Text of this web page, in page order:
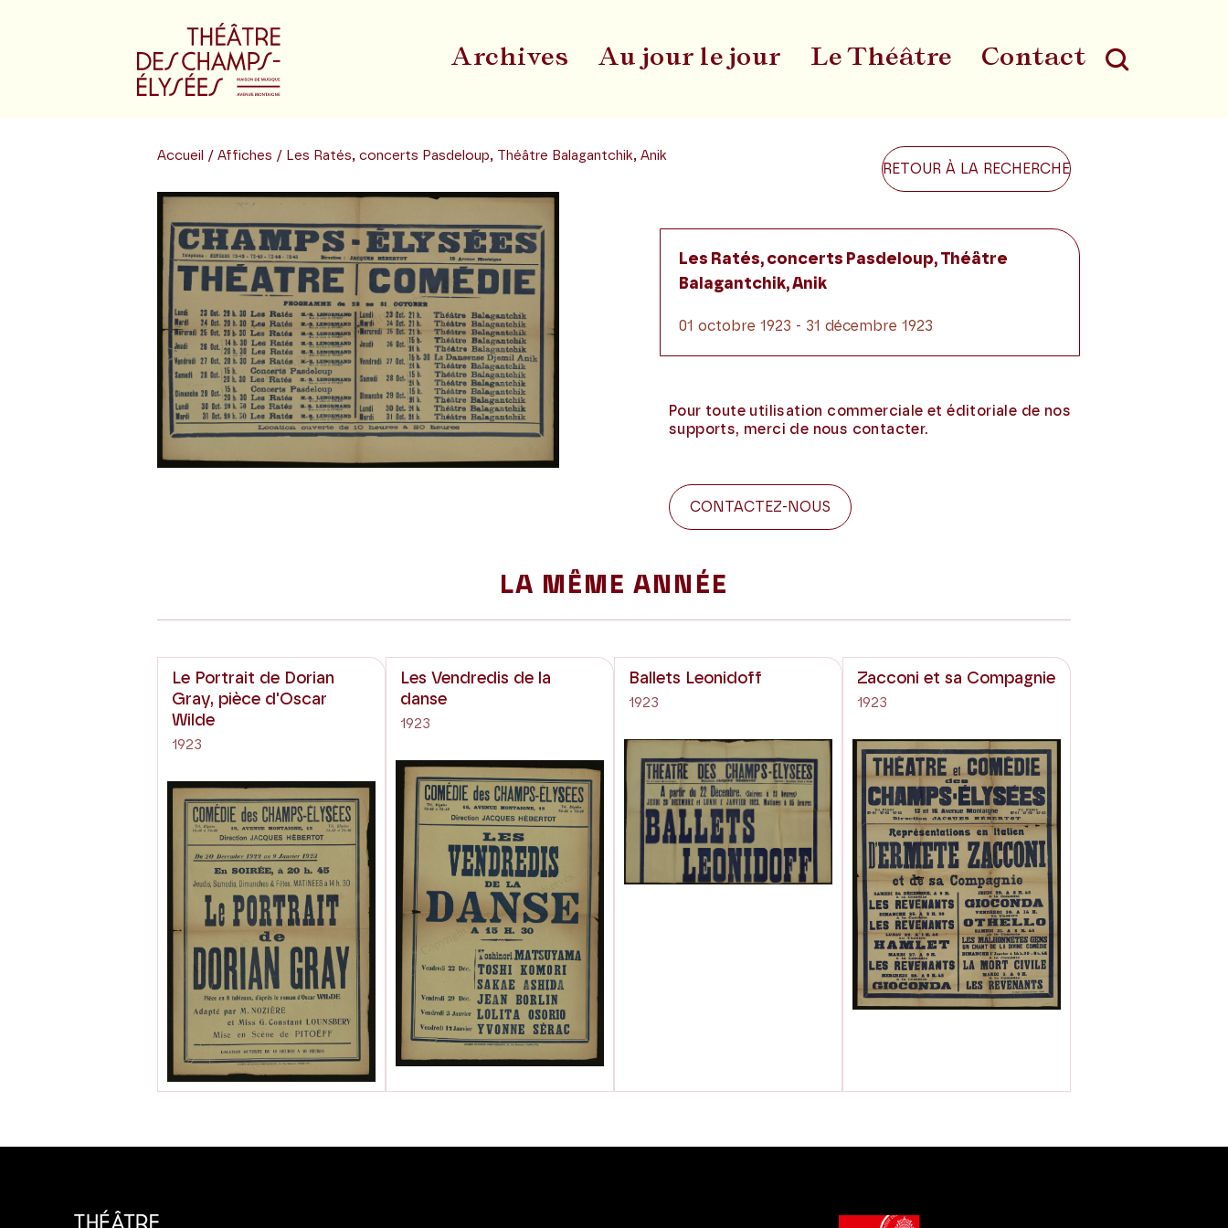
Archives Au jour le jour Le Théâtre Contact
Au
Accueil / Affiches / Les Ratés, concerts Pasdeloup, Théâtre Balagantchik, Anik
RETOUR À LA RECHERCHE
Les Ratés, concerts Pasdeloup, Théâtre
Balagantchik, Anik
01 octobre 1923 - 31 décembre 1923
Pour toute utilisation commerciale et éditoriale de nos
supports, merci de nous contacter.
CONTACTEZ-NOUS
LA MÊME ANNÉE
Le Portrait de Dorian
Gray, pièce d'Oscar
Wilde
1923
Les Vendredis de la
danse
1923
Ballets Leonidoff
1923
Zacconi et sa Compagnie
1923